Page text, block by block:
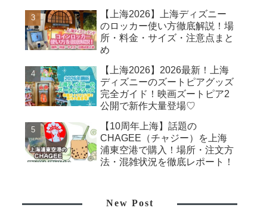
【上海2026】上海ディズニー
のロッカー使い方徹底解説！場
所・料金・サイズ・注意点まと
め
【上海2026】2026最新！上海
ディズニーのズートピアグッズ
完全ガイド！映画ズートピア2
公開で新作大量登場♡
【10周年上海】話題の
CHAGEE（チャジー）を上海
浦東空港で購入！場所・注文方
法・混雑状況を徹底レポート！
New Post